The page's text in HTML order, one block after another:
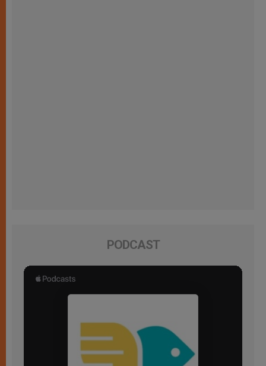
PODCAST